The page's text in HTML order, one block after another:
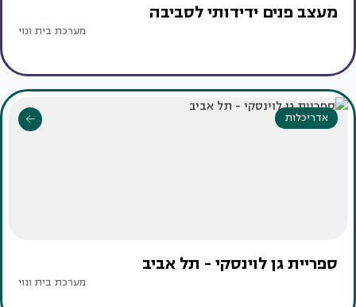
מעצב פנים ידידותי לסביבה
מערכת בית ונוי
אדריכלות
ספריית גן לוינסקי - תל אביב
מערכת בית ונוי